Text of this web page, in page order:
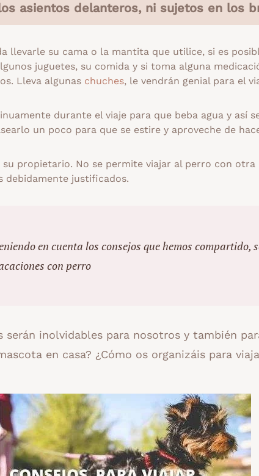
asientos delanteros, ni sujetos en los
llevarle su cama o la mantita que utilice, si es
juguetes, su comida y si toma alguna
Lleva algunas chuches, le vendrán genial para el
durante el viaje para que beba agua y así
un poco para que se estire y aproveche de
propietario. No se permite viajar al perro con otra
debidamente justificados.
en cuenta los consejos que hemos compartido,
con perro
serán inolvidables para nosotros y también
en casa? ¿Cómo os organizáis para